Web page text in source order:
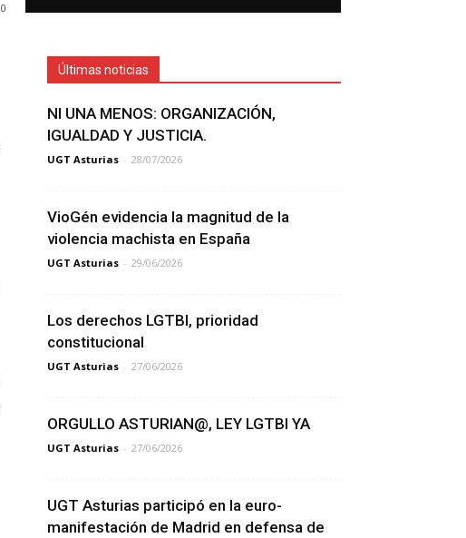
0
Últimas noticias
NI UNA MENOS: ORGANIZACIÓN,
IGUALDAD Y JUSTICIA.
UGT Asturias - 28/07/2026
VioGén evidencia la magnitud de la
violencia machista en España
UGT Asturias - 29/06/2026
Los derechos LGTBI, prioridad
constitucional
UGT Asturias - 27/06/2026
ORGULLO ASTURIAN@, LEY LGTBI YA
UGT Asturias - 27/06/2026
UGT Asturias participó en la euro-
manifestación de Madrid en defensa de